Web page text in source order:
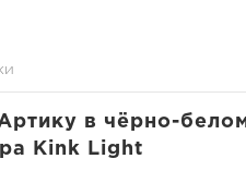
в чёрно-
Kink Light